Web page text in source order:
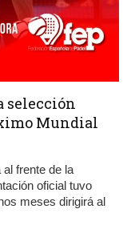
selección
Mundial
frente de la
oficial tuvo
meses dirigirá al